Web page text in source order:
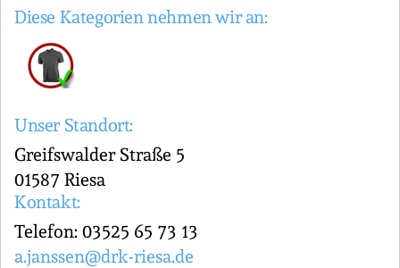
Diese Kategorien nehmen wir an:
Unser Standort:
Greifswalder Straße 5
01587 Riesa
Kontakt:
Telefon: 03525 65 73 13
a.janssen@drk-riesa.de